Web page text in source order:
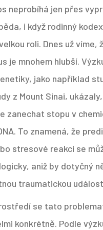
neprobíhá jen přes
i když rodinný
roli. Dnes už víme,
je mnohem hlubší.
jako například
z Mount Sinai,
zanechat stopu v
To znamená, že
stresové reakci se
aniž by dotyčný
traumatickou
se tato
konkrétně. Podle